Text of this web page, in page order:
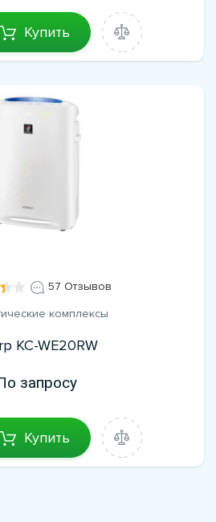
Купить
57 Отзывов
комплексы
KC-WE20RW
запросу
Купить